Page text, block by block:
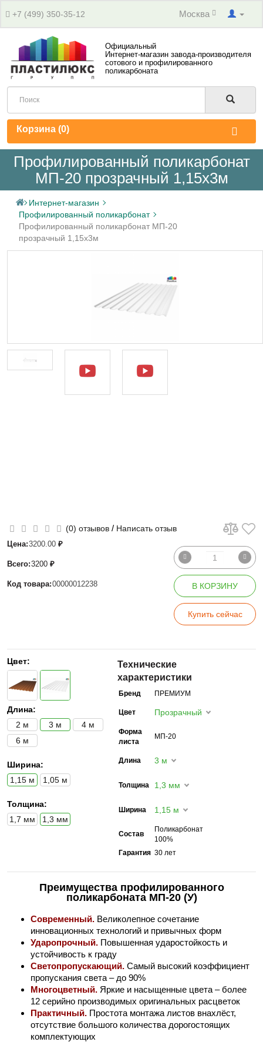
+7 (499) 350-35-12 Москва
Официальный
Интернет-магазин завода-производителя
сотового и профилированного
поликарбоната
Корзина (0)
Профилированный поликарбонат
МП-20 прозрачный 1,15х3м
Интернет-магазин
Профилированный поликарбонат
Профилированный поликарбонат МП-20
прозрачный 1,15х3м
(0) отзывов / Написать отзыв
Цена:3200.00 ₽
Всего:3200 ₽
Код товара:00000012238 В КОРЗИНУ
Купить сейчас
Цвет:
Длина:
2 м
3 м
4 м
6 м
Ширина:
1,15 м
1,05 м
Толщина:
1,7 мм
1,3 мм
Технические
характеристики
Бренд ПРЕМИУМ
Цвет Прозрачный
Форма
листа
МП-20
Длина 3 м
Толщина 1,3 мм
Ширина 1,15 м
Состав
Поликарбонат
100%
Гарантия 30 лет
Преимущества профилированного
поликарбоната МП-20 (У)
Современный. Великолепное сочетание
инновационных технологий и привычных форм
Ударопрочный. Повышенная ударостойкость и
устойчивость к граду
Светопропускающий. Самый высокий коэффициент
пропускания света – до 90%
Многоцветный. Яркие и насыщенные цвета – более
12 серийно производимых оригинальных расцветок
Практичный. Простота монтажа листов внахлёст,
отсутствие большого количества дорогостоящих
комплектующих